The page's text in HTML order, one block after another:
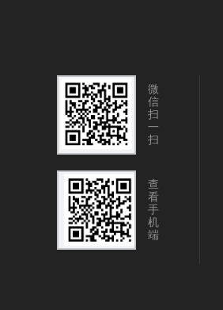
微
信
扫
一
扫
查
看
手
机
端